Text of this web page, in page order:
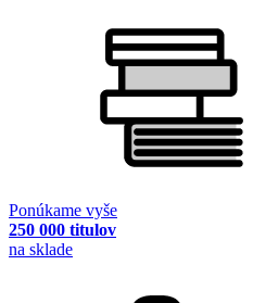
Ponúkame vyše
250 000 titulov
na sklade